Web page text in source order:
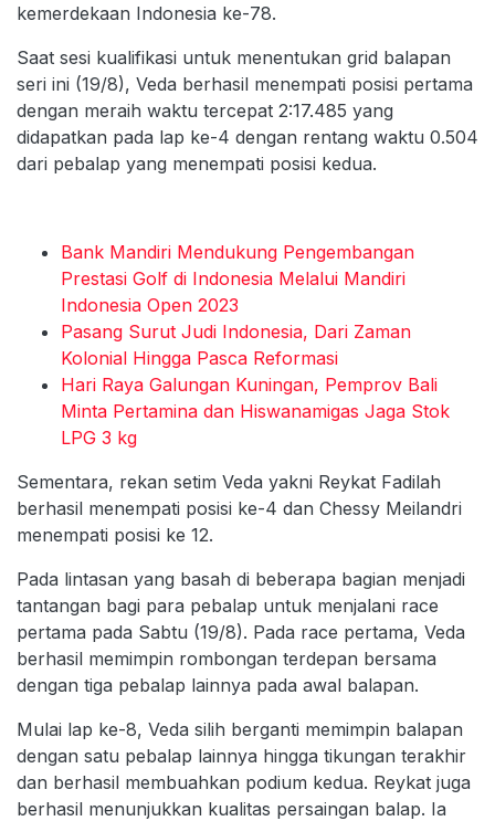
kemerdekaan Indonesia ke-78.
Saat sesi kualifikasi untuk menentukan grid balapan
seri ini (19/8), Veda berhasil menempati posisi pertama
dengan meraih waktu tercepat 2:17.485 yang
didapatkan pada lap ke-4 dengan rentang waktu 0.504
dari pebalap yang menempati posisi kedua.
Bank Mandiri Mendukung Pengembangan
Prestasi Golf di Indonesia Melalui Mandiri
Indonesia Open 2023
Pasang Surut Judi Indonesia, Dari Zaman
Kolonial Hingga Pasca Reformasi
Hari Raya Galungan Kuningan, Pemprov Bali
Minta Pertamina dan Hiswanamigas Jaga Stok
LPG 3 kg
Sementara, rekan setim Veda yakni Reykat Fadilah
berhasil menempati posisi ke-4 dan Chessy Meilandri
menempati posisi ke 12.
Pada lintasan yang basah di beberapa bagian menjadi
tantangan bagi para pebalap untuk menjalani race
pertama pada Sabtu (19/8). Pada race pertama, Veda
berhasil memimpin rombongan terdepan bersama
dengan tiga pebalap lainnya pada awal balapan.
Mulai lap ke-8, Veda silih berganti memimpin balapan
dengan satu pebalap lainnya hingga tikungan terakhir
dan berhasil membuahkan podium kedua. Reykat juga
berhasil menunjukkan kualitas persaingan balap. Ia